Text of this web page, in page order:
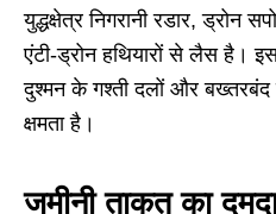
युद्धक्षेत्र निगरानी रडार, ड्रोन
एंटी-ड्रोन हथियारों से लैस है।
दुश्मन के गश्ती दलों और बख्तरबंद
क्षमता है।
जमीनी ताकत का